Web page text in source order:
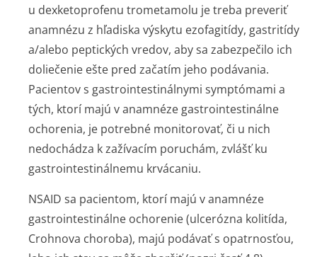
u dexketoprofenu trometamolu je treba preveriť
anamnézu z hľadiska výskytu ezofagitídy, gastritídy
a/alebo peptických vredov, aby sa zabezpečilo ich
doliečenie ešte pred začatím jeho podávania.
Pacientov s gastrointes­tinálnymi symptómami a
tých, ktorí majú v anamnéze gastrointestinálne
ochorenia, je potrebné monitorovať, či u nich
nedochádza k zažívacím poruchám, zvlášť ku
gastrointesti­nálnemu krvácaniu.
NSAID sa pacientom, ktorí majú v anamnéze
gastrointestinálne ochorenie (ulcerózna kolitída,
Crohnova choroba), majú podávať s opatrnosťou,